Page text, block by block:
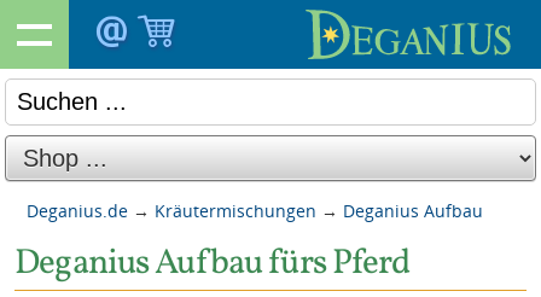
Deganius.de → Kräutermischungen → Deganius Aufbau
Deganius Aufbau fürs Pferd